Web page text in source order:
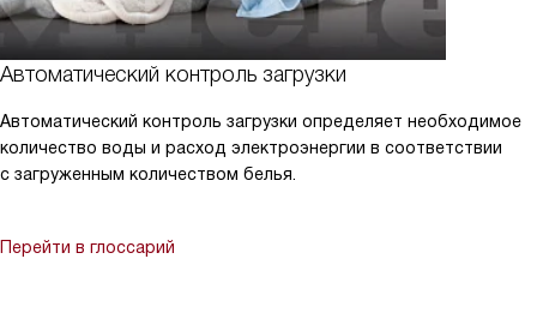
Автоматический контроль загрузки
Автоматический контроль загрузки определяет необходимое
количество воды и расход электроэнергии в соответствии
с загруженным количеством белья.
Перейти в глоссарий